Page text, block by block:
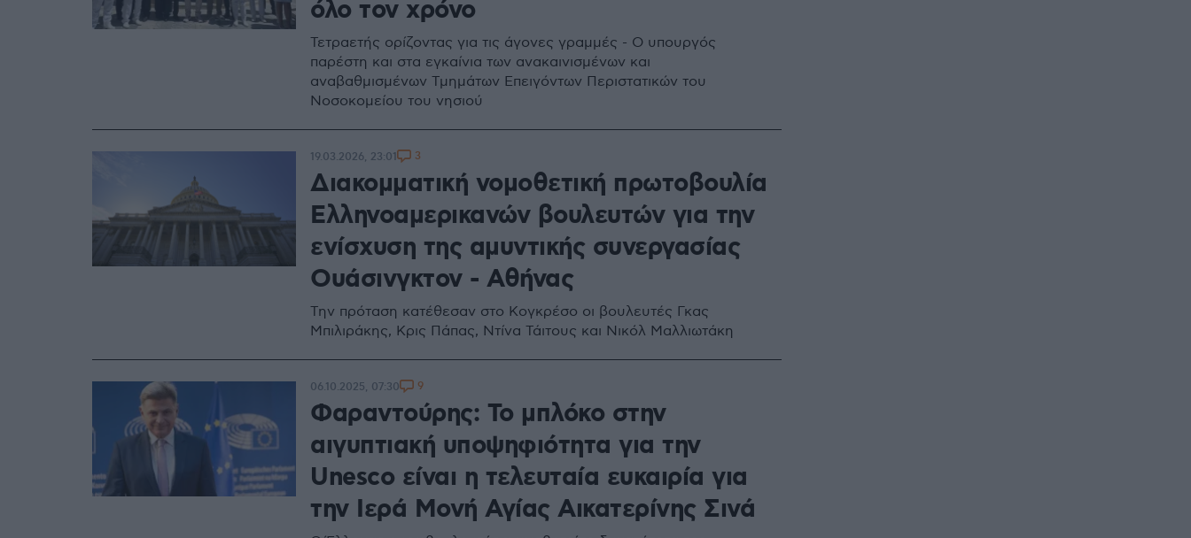
όλο τον χρόνο
Τετραετής ορίζοντας για τις άγονες γραμμές - Ο υπουργός
παρέστη και στα εγκαίνια των ανακαινισμένων και
αναβαθμισμένων Τμημάτων Επειγόντων Περιστατικών του
Νοσοκομείου του νησιού
Διακομματική νομοθετική πρωτοβουλία
Ελληνοαμερικανών βουλευτών για την
ενίσχυση της αμυντικής συνεργασίας
Ουάσινγκτον - Αθήνας
Την πρόταση κατέθεσαν στο Κογκρέσο οι βουλευτές Γκας
Μπιλιράκης, Κρις Πάπας, Ντίνα Τάιτους και Νικόλ Μαλλιωτάκη
19.03.2026, 23:01 3
Φαραντούρης: Το μπλόκο στην
αιγυπτιακή υποψηφιότητα για την
Unesco είναι η τελευταία ευκαιρία για
την Ιερά Μονή Αγίας Αικατερίνης Σινά
06.10.2025, 07:30 9